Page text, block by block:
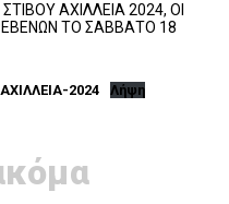
ΑΧΙΛΛΕΙΑ 2024, ΟΙ
ΤΟ ΣΑΒΒΑΤΟ 18
2024 Λήψη